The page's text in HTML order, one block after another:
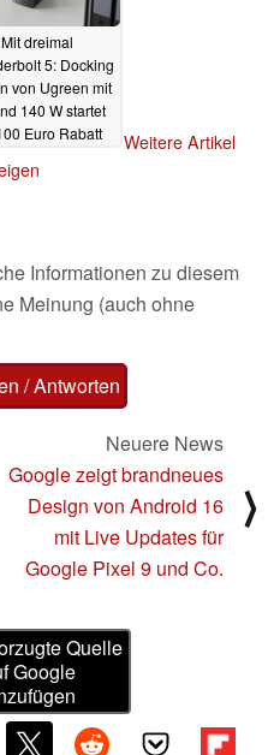
Mit dreimal
5: Docking
von Ugreen mit
140 W startet
Euro Rabatt
Weitere Artikel
Informationen zu diesem
Meinung (auch ohne
/ Antworten
Neuere News
Google zeigt brandneues
Design von Android 16
mit Live Updates für
Google Pixel 9 und Co.
⟩
Quelle
Google